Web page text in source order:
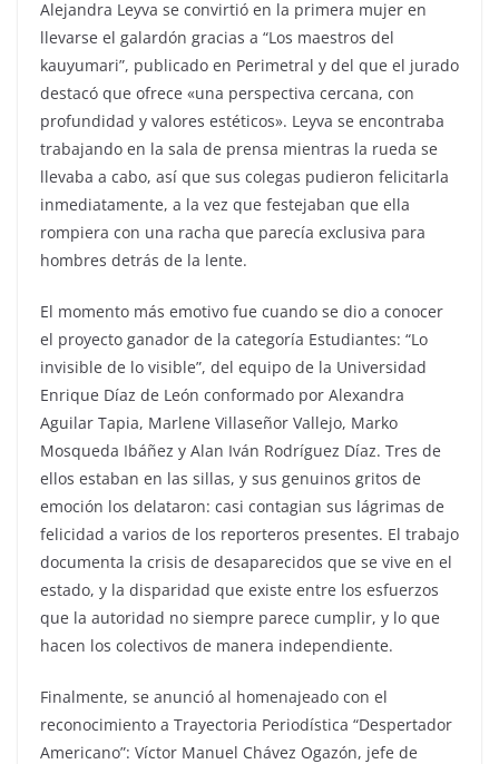
Alejandra Leyva se convirtió en la primera mujer en
llevarse el galardón gracias a “Los maestros del
kauyumari”, publicado en Perimetral y del que el jurado
destacó que ofrece «una perspectiva cercana, con
profundidad y valores estéticos». Leyva se encontraba
trabajando en la sala de prensa mientras la rueda se
llevaba a cabo, así que sus colegas pudieron felicitarla
inmediatamente, a la vez que festejaban que ella
rompiera con una racha que parecía exclusiva para
hombres detrás de la lente.
El momento más emotivo fue cuando se dio a conocer
el proyecto ganador de la categoría Estudiantes: “Lo
invisible de lo visible”, del equipo de la Universidad
Enrique Díaz de León conformado por Alexandra
Aguilar Tapia, Marlene Villaseñor Vallejo, Marko
Mosqueda Ibáñez y Alan Iván Rodríguez Díaz. Tres de
ellos estaban en las sillas, y sus genuinos gritos de
emoción los delataron: casi contagian sus lágrimas de
felicidad a varios de los reporteros presentes. El trabajo
documenta la crisis de desaparecidos que se vive en el
estado, y la disparidad que existe entre los esfuerzos
que la autoridad no siempre parece cumplir, y lo que
hacen los colectivos de manera independiente.
Finalmente, se anunció al homenajeado con el
reconocimiento a Trayectoria Periodística “Despertador
Americano”: Víctor Manuel Chávez Ogazón, jefe de